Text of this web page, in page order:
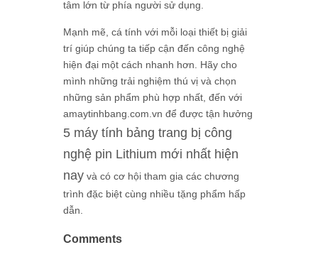
tâm lớn từ phía người sử dụng.
Mạnh mẽ, cá tính với mỗi loại thiết bị giải
trí giúp chúng ta tiếp cận đến công nghệ
hiện đại một cách nhanh hơn. Hãy cho
mình những trải nghiệm thú vị và chọn
những sản phẩm phù hợp nhất, đến với
amaytinhbang.com.vn để được tận hưởng
5 máy tính bảng trang bị công
nghệ pin Lithium mới nhất hiện
nay và có cơ hội tham gia các chương
trình đặc biệt cùng nhiều tặng phẩm hấp
dẫn.
Comments